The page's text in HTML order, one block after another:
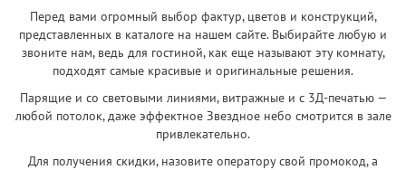
Перед вами огромный выбор фактур, цветов и конструкций,
представленных в каталоге на нашем сайте. Выбирайте любую и
звоните нам, ведь для гостиной, как еще называют эту комнату,
подходят самые красивые и оригинальные решения.
Парящие и со световыми линиями, витражные и с 3Д-печатью —
любой потолок, даже эффектное Звездное небо смотрится в зале
привлекательно.
Для получения скидки, назовите оператору свой промокод, а